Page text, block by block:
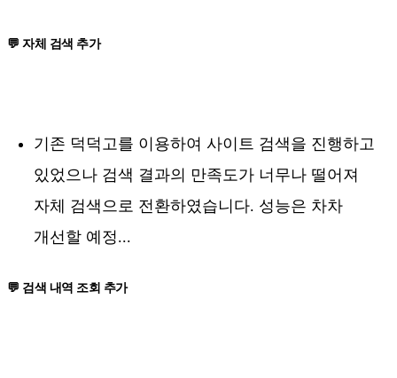
💬 자체 검색 추가
기존 덕덕고를 이용하여 사이트 검색을 진행하고
있었으나 검색 결과의 만족도가 너무나 떨어져
자체 검색으로 전환하였습니다. 성능은 차차
개선할 예정...
💬 검색 내역 조회 추가